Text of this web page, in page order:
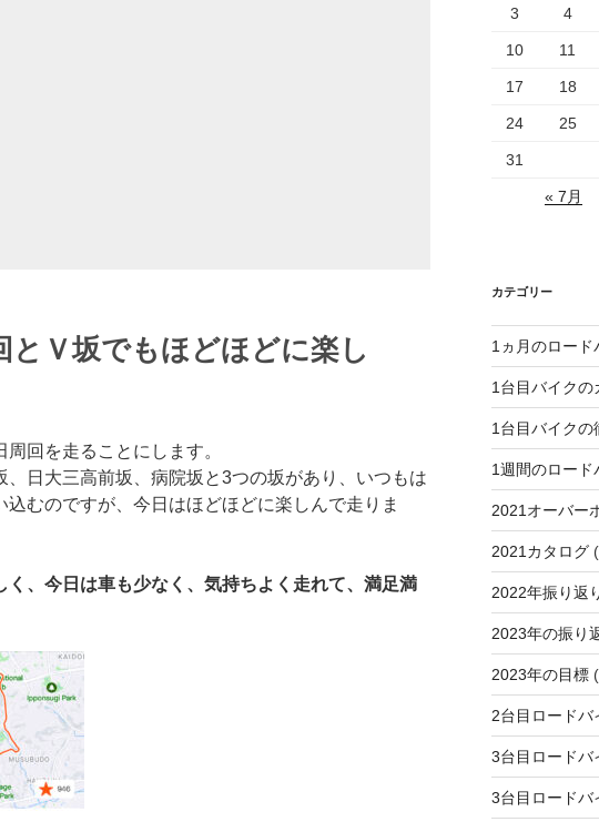
とＶ坂でもほどほどに楽し
回を走ることにします。
、日大三高前坂、病院坂と3つの坂があり、いつもは
込むのですが、今日はほどほどに楽しんで走りま
く、今日は車も少なく、気持ちよく走れて、満足満
3 4
10 11
17 18
24 25
31
« 7月
カテゴリー
1ヵ月のロード
1台目バイクの
1台目バイクの
1週間のロード
2021オーバー
2021カタログ
2022年振り返
2023年の振り
2023年の目標
2台目ロードバ
3台目ロードバ
3台目ロードバ